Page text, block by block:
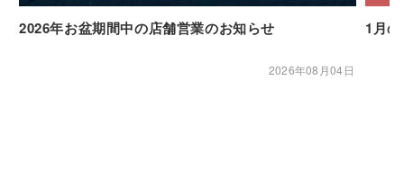
2026年お盆期間中の店舗営業のお知らせ
2026年08月04日
1月